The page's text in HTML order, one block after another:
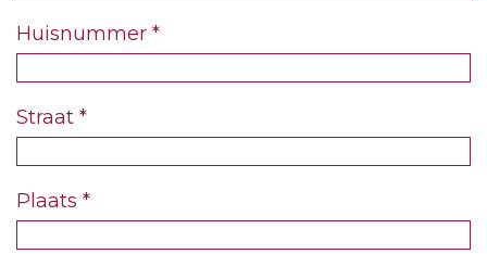
Huisnummer *
Straat *
Plaats *